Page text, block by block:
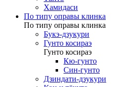
Хамидаси
По типу оправы клинка
По типу оправы клинка
Букэ-дзукури
Гунто косираэ
Гунто косираэ
Кю-гунто
Син-гунто
Дзиндати-дзукури